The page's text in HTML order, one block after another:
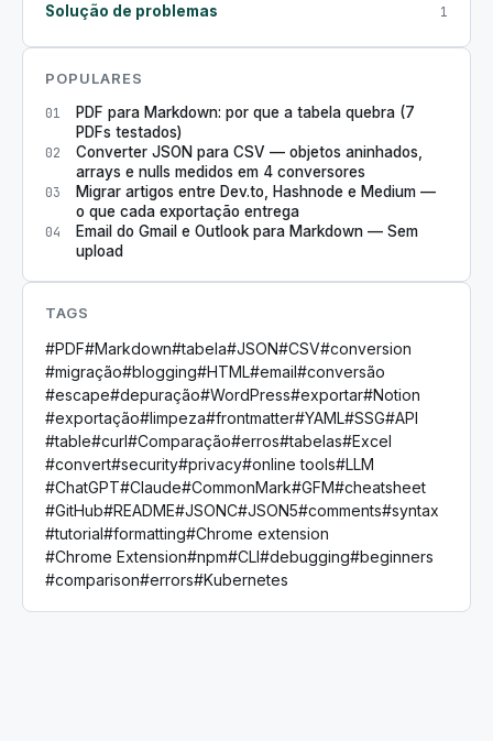
Solução de problemas 1
POPULARES
01
PDF para Markdown: por que a tabela quebra (7
PDFs testados)
02
Converter JSON para CSV — objetos aninhados,
arrays e nulls medidos em 4 conversores
03
Migrar artigos entre Dev.to, Hashnode e Medium —
o que cada exportação entrega
04
Email do Gmail e Outlook para Markdown — Sem
upload
TAGS
#PDF#Markdown#tabela#JSON#CSV#conversion
#migração#blogging#HTML#email#conversão
#escape#depuração#WordPress#exportar#Notion
#exportação#limpeza#frontmatter#YAML#SSG#API
#table#curl#Comparação#erros#tabelas#Excel
#convert#security#privacy#online tools#LLM
#ChatGPT#Claude#CommonMark#GFM#cheatsheet
#GitHub#README#JSONC#JSON5#comments#syntax
#tutorial#formatting#Chrome extension
#Chrome Extension#npm#CLI#debugging#beginners
#comparison#errors#Kubernetes